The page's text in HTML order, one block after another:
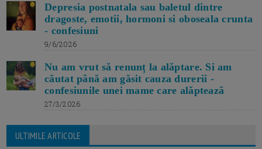
Depresia postnatala sau baletul dintre
dragoste, emotii, hormoni si oboseala crunta
- confesiuni
9/6/2026
Nu am vrut să renunț la alăptare. Si am
căutat până am găsit cauza durerii -
confesiunile unei mame care alăptează
27/3/2026
ULTIMILE ARTICOLE